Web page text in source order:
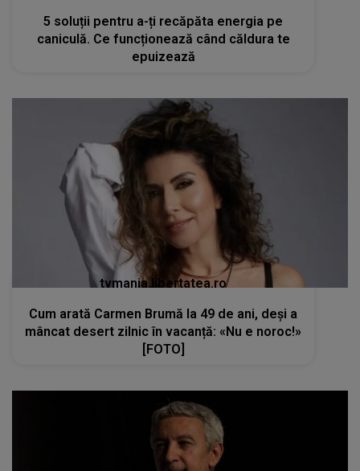
5 soluții pentru a-ți recăpăta energia pe
caniculă. Ce funcționează când căldura te
epuizează
tvmania.libertatea.ro
Cum arată Carmen Brumă la 49 de ani, deși a
mâncat desert zilnic în vacanță: «Nu e noroc!»
[FOTO]